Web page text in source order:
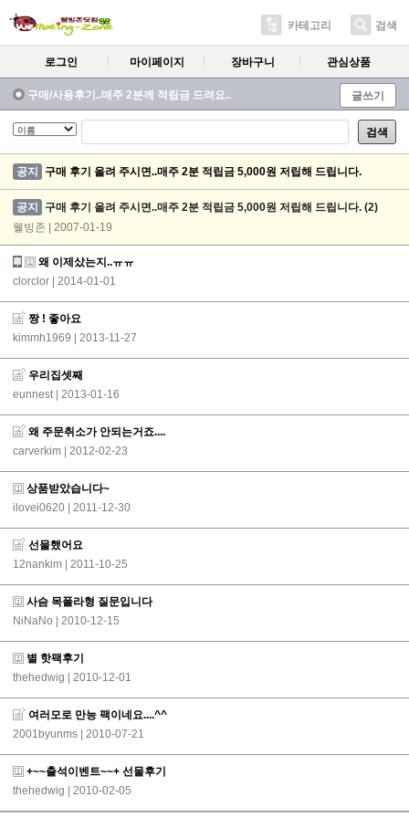
카테고리 검색
로그인 마이페이지 장바구니 관심상품
구매/사용후기..매주 2분께 적립금 드려요.. 글쓰기
검색
공지 구매 후기 올려 주시면..매주 2분 적립금 5,000원 저립해 드립니다.
공지 구매 후기 올려 주시면..매주 2분 적립금 5,000원 저립해 드립니다. (2)
웰빙존 | 2007-01-19
왜 이제샀는지..ㅠㅠ
clorclor
| 2014-01-01
짱 ! 좋아요
kimmh1969
| 2013-11-27
우리집셋째
eunnest | 2013-01-16
왜 주문취소가 안되는거죠....
carverkim
| 2012-02-23
상품받았습니다~
ilovei0620
| 2011-12-30
선물했어요
12nankim
| 2011-10-25
사슴 목폴라형 질문입니다
NiNaNo
| 2010-12-15
별 핫팩후기
thehedwig
| 2010-12-01
여러모로 만능 팩이네요....^^
2001byunms
| 2010-07-21
+~~출석이벤트~~+ 선물후기
thehedwig
| 2010-02-05